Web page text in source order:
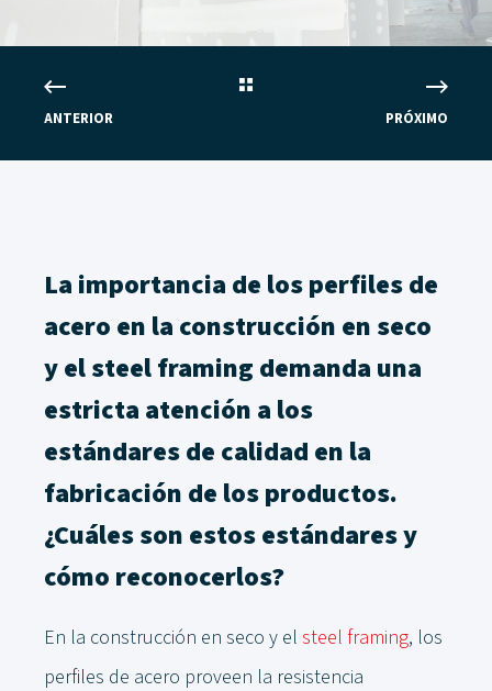
ANTERIOR PRÓXIMO
La importancia de los perfiles de
acero en la construcción en seco
y el steel framing demanda una
estricta atención a los
estándares de calidad en la
fabricación de los productos.
¿Cuáles son estos estándares y
cómo reconocerlos?
En la construcción en seco y el steel framing, los
perfiles de acero proveen la resistencia